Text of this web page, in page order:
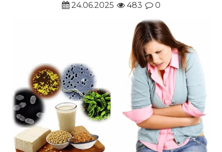
24.06.2025
483 0